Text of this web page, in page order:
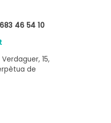
683 46 54 10
15,
de